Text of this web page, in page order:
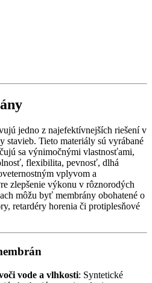
jedno z najefektívnejších riešení v
stavieb. Tieto materiály sú vyrábané
sa výnimočnými vlastnosťami,
flexibilita, pevnosť, dlhá
vplyvom a
zlepšenie výkonu v rôznorodých
môžu byť membrány obohatené o
retardéry horenia či protiplesňové
vode a vlhkosti: Syntetické